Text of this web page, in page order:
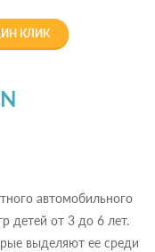
КЛИК
автомобильного
детей от 3 до 6 лет.
выделяют ее среди